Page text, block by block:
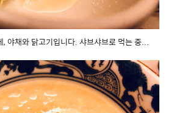
야채와 닭고기입니다. 샤브샤브로 먹는 중...